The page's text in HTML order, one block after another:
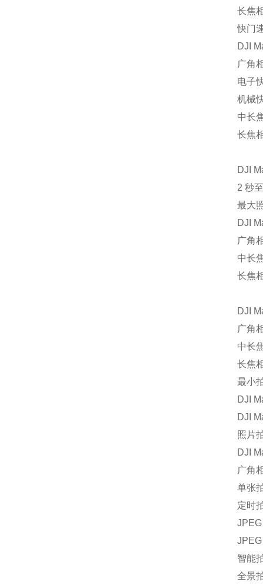
长焦
快门
DJI
广角
电子
机械
中长
长焦
DJI
2 秒
最大
DJI
广角
中长
长焦
DJI
广角
中长
长焦
最小
DJI
DJI
照片
DJI
广角
单张
定时
智能
全景